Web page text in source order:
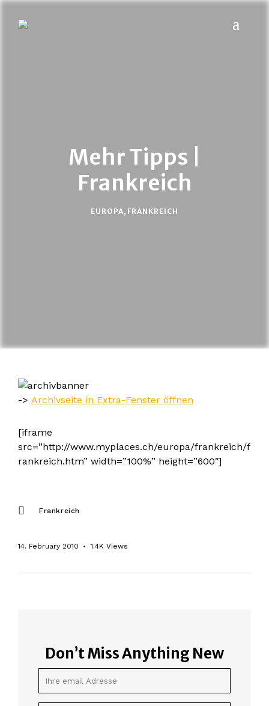
Mehr Tipps |
Frankreich
EUROPA, FRANKREICH
-> Archivseite in Extra-Fenster öffnen
[iframe
src=”http://www.myplaces.ch/europa/frankreich/f
rankreich.htm” width=”100%” height=”600″]
Frankreich
14. February 2010 1.4K Views
Don’t Miss Anything New